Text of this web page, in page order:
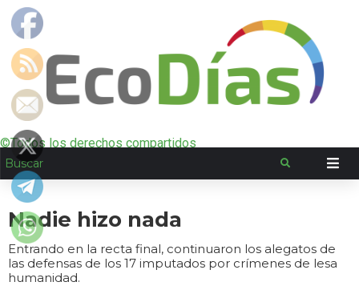
©Todos los derechos compartidos
Nadie hizo nada
Entrando en la recta final, continuaron los alegatos de
las defensas de los 17 imputados por crímenes de lesa
humanidad.